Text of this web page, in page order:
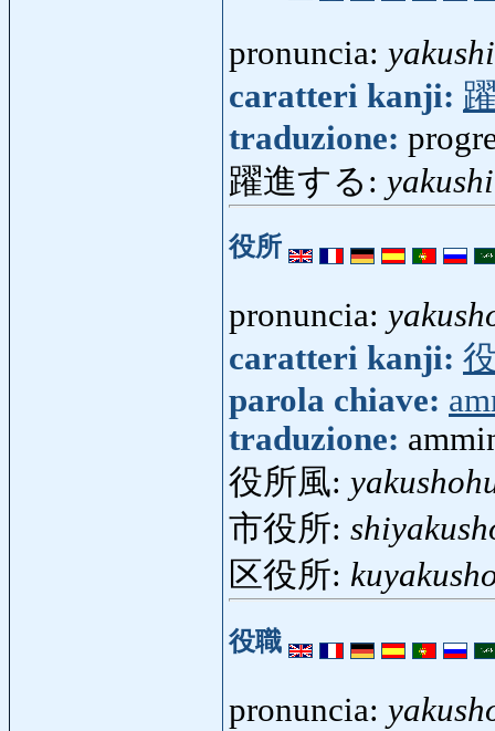
pronuncia:
caratteri kanji:
traduzione:
躍進する:
役所
pronuncia:
caratteri kanji:
parola chiave:
traduzione:
役所風:
市役所:
区役所:
役職
pronuncia: